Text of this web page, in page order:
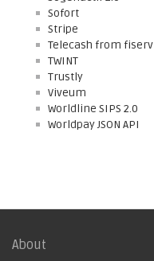
Sofort
Stripe
Telecash from fiserv
TWINT
Trustly
Viveum
Worldline SIPS 2.0
Worldpay JSON API
About